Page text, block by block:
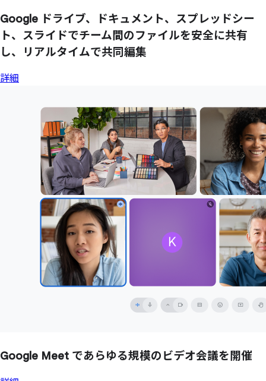
Google ドライブ、 ドキュメント、 スプレッドシー
ト、 スライドでチーム間のファイルを安全に共有
し、
リアルタイムで共同編集
詳細
Google Meet であらゆる規模の ビデオ会議を 開催